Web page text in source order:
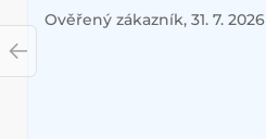
Ověřený zákazník, 31. 7. 2026